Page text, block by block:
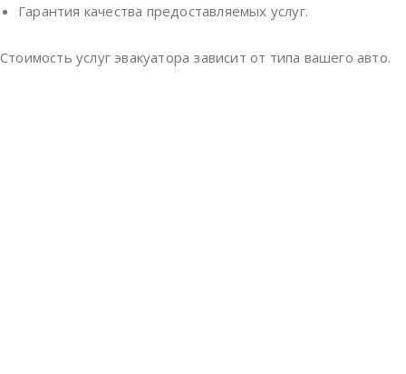
Гарантия качества предоставляемых услуг.
Стоимость услуг эвакуатора зависит от типа вашего авто.